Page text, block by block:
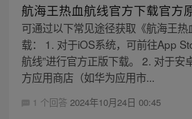
航海王热血航线官方下载官方
可通过以下常见途径获取《航海王
载： 1. 对于iOS系统，可前往App
航线”进行官方正版下载。 2. 对于安
方应用商店（如华为应用市...
1 个回答 2024年10月24日 00:45